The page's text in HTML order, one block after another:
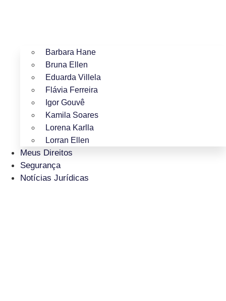
Barbara Hane
Bruna Ellen
Eduarda Villela
Flávia Ferreira
Igor Gouvê
Kamila Soares
Lorena Karlla
Lorran Ellen
Meus Direitos
Segurança
Notícias Jurídicas